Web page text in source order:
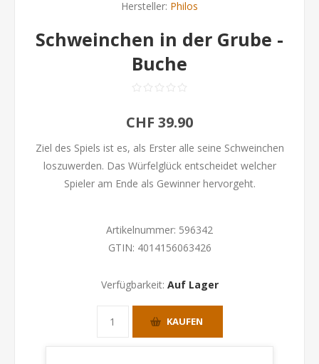
Hersteller: Philos
Schweinchen in der Grube -
Buche
CHF 39.90
Ziel des Spiels ist es, als Erster alle seine Schweinchen
loszuwerden. Das Würfelglück entscheidet welcher
Spieler am Ende als Gewinner hervorgeht.
Artikelnummer: 596342
GTIN: 4014156063426
Verfügbarkeit: Auf Lager
KAUFEN